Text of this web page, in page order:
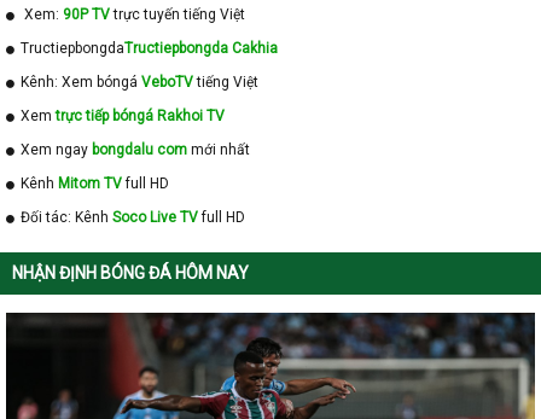
Xem: 90P TVtrực tuyến tiếng Việt
TructiepbongdaTructiepbongda Cakhia
Kênh: Xem bóngá VeboTVtiếng Việt
Xemtrực tiếp bóngá Rakhoi TV
Xem ngay bongdalu com mới nhất
Kênh Mitom TVfull HD
Đối tác: Kênh Soco Live TVfull HD
NHẬN ĐỊNH BÓNG ĐÁ HÔM NAY